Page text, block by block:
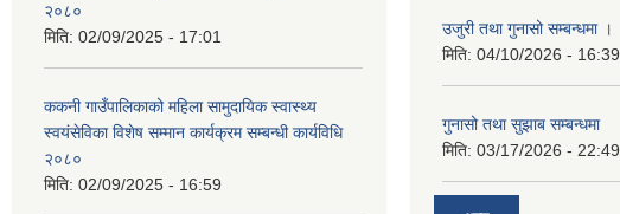
२०८०
मिति: 02/09/2025 - 17:01
ककनी गाउँपालिकाको महिला सामुदायिक स्वास्थ्य
स्वयंसेविका विशेष सम्मान कार्यक्रम सम्बन्धी कार्यविधि
२०८०
मिति: 02/09/2025 - 16:59
उजुरी तथा गुनासो सम्बन्धमा ।
मिति: 04/10/2026 - 16:39
गुनासो तथा सुझाब सम्बन्धमा
मिति: 03/17/2026 - 22:49